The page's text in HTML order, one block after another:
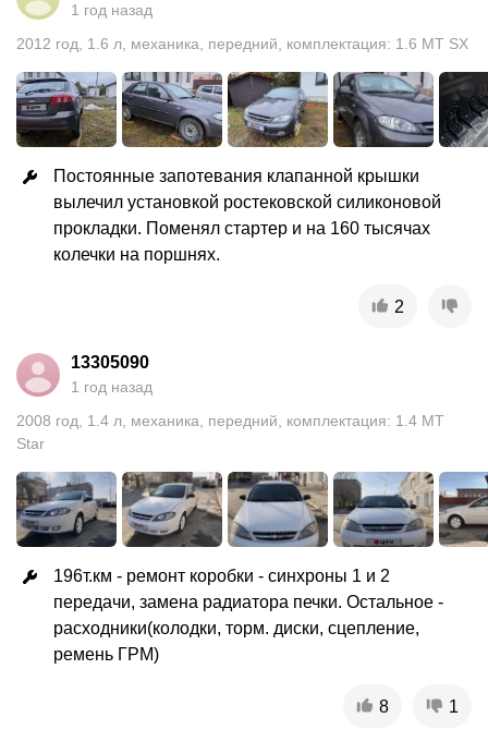
1 год назад
2012 год 1.6 л механика передний комплектация: 1.6 MT SX
Постоянные запотевания клапанной крышки
вылечил установкой ростековской силиконовой
прокладки. Поменял стартер и на 160 тысячах
колечки на поршнях.
2
13305090
1 год назад
2008 год 1.4 л механика передний
комплектация: 1.4 MT
Star
196т.км - ремонт коробки - синхроны 1 и 2
передачи, замена радиатора печки. Остальное -
расходники(колодки, торм. диски, сцепление,
ремень ГРМ)
8 1